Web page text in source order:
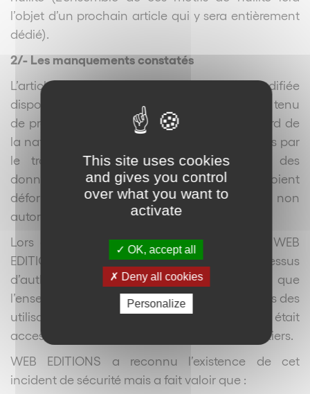
l’objet d’un prochain article qui y sera entièrement
dédié).
2/- Les manquements constatés
L’article 34 de la loi du 6 janvier 1978 modifiée
dispose que : Le responsable du traitement est tenu
de prendre toutes précautions utiles, au regard de
la nature des données et des risques présentés par
le traitement, pour préserver la sécurité des
données et, notamment, empêcher qu’elles soient
déformées, endommagées, ou que des tiers non
autorisés y aient accès .
Lors de son contrôle, la CNIL a relevé que WEB
EDITIONS n’avait prévu aucun processus
d’authentification des utilisateurs de sorte que
l’ensemble des données à caractère personnes des
utilisateurs des services de la société était
accessible via une manœuvre simple par des tiers.
WEB EDITIONS a reconnu l’existence de cet
incident de sécurité mais a fait valoir que :
This site uses cookies
and gives you control
over what you want to
activate
OK, accept all
Deny all cookies
Personalize